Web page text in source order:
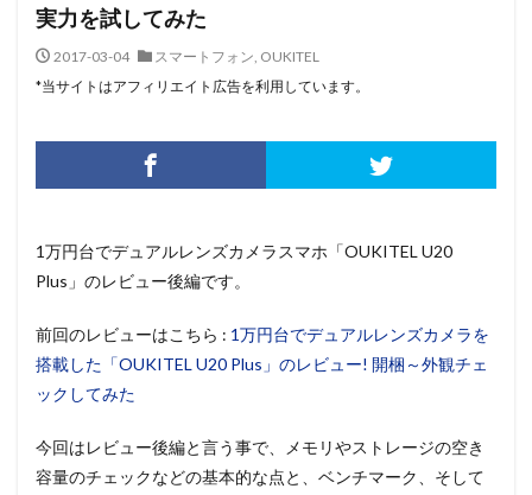
実力を試してみた
2017-03-04 スマートフォン, OUKITEL
*当サイトはアフィリエイト広告を利用しています。
1万円台でデュアルレンズカメラスマホ「OUKITEL U20
Plus」のレビュー後編です。
前回のレビューはこちら : 1万円台でデュアルレンズカメラを
搭載した「OUKITEL U20 Plus」のレビュー! 開梱～外観チェ
ックしてみた
今回はレビュー後編と言う事で、メモリやストレージの空き
容量のチェックなどの基本的な点と、ベンチマーク、そして